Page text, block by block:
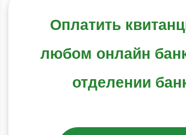
Оплатить
любом онлайн
отделении